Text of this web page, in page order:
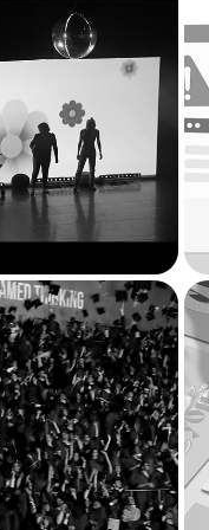
- After
Business